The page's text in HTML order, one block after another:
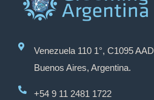
Venezuela 110 1°, C1095 AAD
Buenos Aires, Argentina.
+54 9 11 2481 1722